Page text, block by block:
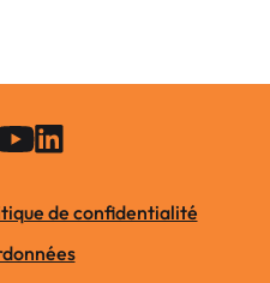
de confidentialité